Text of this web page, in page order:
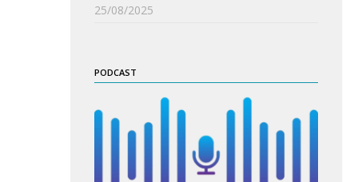
25/08/2025
PODCAST